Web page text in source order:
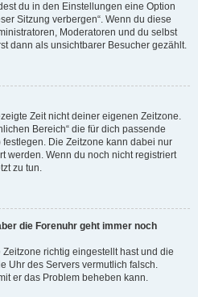
du in den Einstellungen eine Option
Sitzung verbergen“. Wenn du diese
Moderatoren und du selbst
dann als unsichtbarer Besucher gezählt.
Zeit nicht deiner eigenen Zeitzone.
Bereich“ die für dich passende
Die Zeitzone kann dabei nur
werden. Wenn du noch nicht registriert
zu tun.
die Forenuhr geht immer noch
richtig eingestellt hast und die
Uhr des Servers vermutlich falsch.
er das Problem beheben kann.